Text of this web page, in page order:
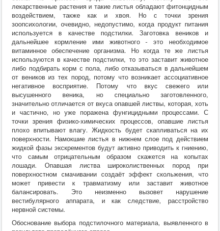
лекарственные растения и такие листья обладают фитонцидным
воздействием, также как и хвоя. Но с точки зрения
зоопсихологии, очевидно, недопустимо, когда продукт питания
используется в качестве подстилки. Заготовка веников и
дальнейшее кормление ими животного - это необходимое
витаминное обеспечение организма. Но когда те же листья
используются в качестве подстилки, то это заставит животное
либо подбирать корм с пола, либо отказываться в дальнейшем
от веников из тех пород, потому что возникает ассоциативное
негативное восприятие. Потому что вкус свежего или
высушенного веника, но специально заготовленного,
значительно отличается от вкуса опавшей листвы, которая, хоть
и частично, но уже поражена фунгицидными процессами. С
точки зрения физико-химических процессов, опавшие листья
плохо впитывают влагу. Жидкость будет скапливаться на их
поверхности. Намокшие листья в нижнем слое под действием
жидкой фазы экскрементов будут активно приводить к гниению,
что самым отрицательным образом скажется на копытах
лошади. Опавшая листва широколиственных пород при
поверхностном смачивании создаёт эффект скольжения, что
может привести к травматизму или заставит животное
балансировать. Это неизменно вызовет нарушение
вестибулярного аппарата, и как следствие, расстройство
нервной системы.
Обоснование выбора подстилочного материала, выявленного в